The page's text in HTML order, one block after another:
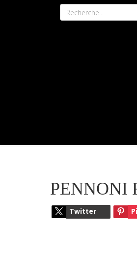
PENNONI
Twitter